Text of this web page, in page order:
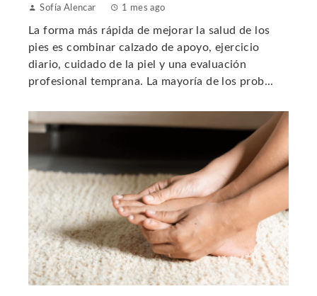
Sofía Alencar 1 mes ago
La forma más rápida de mejorar la salud de los
pies es combinar calzado de apoyo, ejercicio
diario, cuidado de la piel y una evaluación
profesional temprana. La mayoría de los prob...